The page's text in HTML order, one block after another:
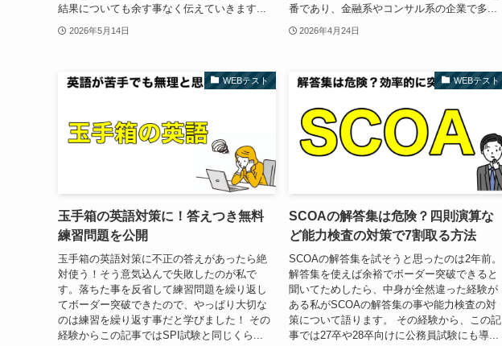
結果についても余す事なく伝えていきます...
2026年5月14日
番であり、金融系やコンサル系の企業で多...
2026年4月24日
WEBテスト
玉手箱の英語対策に！答えつき無料
練習問題を公開
玉手箱の英語対策に不正の答えがあったら絶
対使う！そう意気込んで失敗したのが私で
す。落ちた事を反省して練習問題を繰り返し
てボーダー突破できたので、やっぱり大切な
のは練習を繰り返す事だと学びました！ その
経験からこの記事ではSPI試験と同じくら...
WEBテスト
SCOAの解答集は危険？四則演算な
ど能力検査の対策で7割取る方法
SCOAの解答集を試そうと思ったのは2年前。
解答集を使えば余裕でボーダー突破できると
聞いてためしたら、中身が全然違った経験が
ある私がSCOAの解答集の事や能力検査の対
策について語ります。 その経験から、この記
事では27卒や28卒向けに公務員試験にも導...